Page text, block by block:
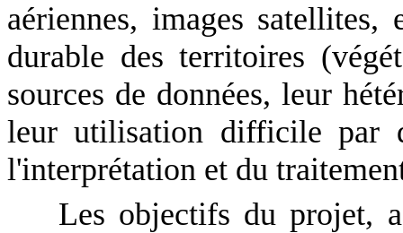
aériennes, images
durable des territoires
sources de données, leur
leur utilisation difficile par
l'interprétation et du
Les objectifs du projet,